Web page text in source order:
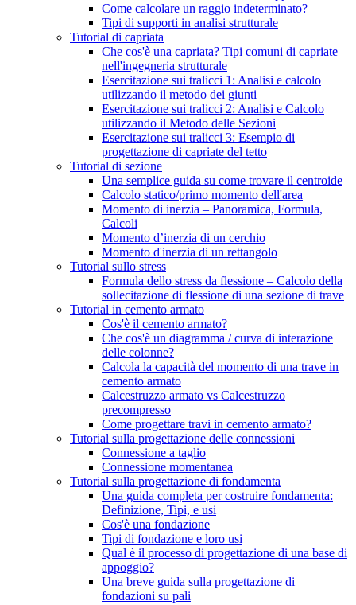
Come calcolare un raggio indeterminato?
Tipi di supporti in analisi strutturale
Tutorial di capriata
Che cos'è una capriata? Tipi comuni di capriate
nell'ingegneria strutturale
Esercitazione sui tralicci 1: Analisi e calcolo
utilizzando il metodo dei giunti
Esercitazione sui tralicci 2: Analisi e Calcolo
utilizzando il Metodo delle Sezioni
Esercitazione sui tralicci 3: Esempio di
progettazione di capriate del tetto
Tutorial di sezione
Una semplice guida su come trovare il centroide
Calcolo statico/primo momento dell'area
Momento di inerzia – Panoramica, Formula,
Calcoli
Momento d’inerzia di un cerchio
Momento d'inerzia di un rettangolo
Tutorial sullo stress
Formula dello stress da flessione – Calcolo della
sollecitazione di flessione di una sezione di trave
Tutorial in cemento armato
Cos'è il cemento armato?
Che cos'è un diagramma / curva di interazione
delle colonne?
Calcola la capacità del momento di una trave in
cemento armato
Calcestruzzo armato vs Calcestruzzo
precompresso
Come progettare travi in ​​cemento armato?
Tutorial sulla progettazione delle connessioni
Connessione a taglio
Connessione momentanea
Tutorial sulla progettazione di fondamenta
Una guida completa per costruire fondamenta:
Definizione, Tipi, e usi
Cos'è una fondazione
Tipi di fondazione e loro usi
Qual è il processo di progettazione di una base di
appoggio?
Una breve guida sulla progettazione di
fondazioni su pali